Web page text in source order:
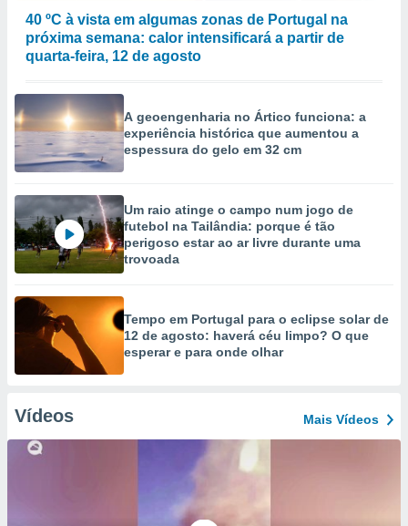
40 ºC à vista em algumas zonas de Portugal na
próxima semana: calor intensificará a partir de
quarta-feira, 12 de agosto
A geoengenharia no Ártico funciona: a
experiência histórica que aumentou a
espessura do gelo em 32 cm
Um raio atinge o campo num jogo de
futebol na Tailândia: porque é tão
perigoso estar ao ar livre durante uma
trovoada
Tempo em Portugal para o eclipse solar de
12 de agosto: haverá céu limpo? O que
esperar e para onde olhar
Vídeos Mais Vídeos